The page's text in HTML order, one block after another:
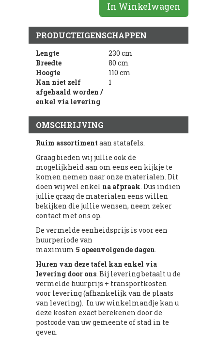
In Winkelwagen
PRODUCTEIGENSCHAPPEN
Lengte
230 cm
Breedte
80 cm
Hoogte
110 cm
Kan niet zelf
afgehaald worden /
enkel via levering
1
OMSCHRIJVING
Ruim assortiment aan statafels.
Graag bieden wij jullie ook de
mogelijkheid aan om eens een kijkje te
komen nemen naar onze materialen. Dit
doen wij wel enkel na afpraak. Dus indien
jullie graag de materialen eens willen
bekijken die jullie wensen, neem zeker
contact met ons op.
De vermelde eenheidsprijs is voor een
huurperiode van
maximum 5 opeenvolgende dagen.
Huren van deze tafel kan enkel via
levering door ons. Bij levering betaalt u de
vermelde huurprijs + transportkosten
voor levering (afhankelijk van de plaats
van levering). In uw winkelmandje kan u
deze kosten exact berekenen door de
postcode van uw gemeente of stad in te
geven.